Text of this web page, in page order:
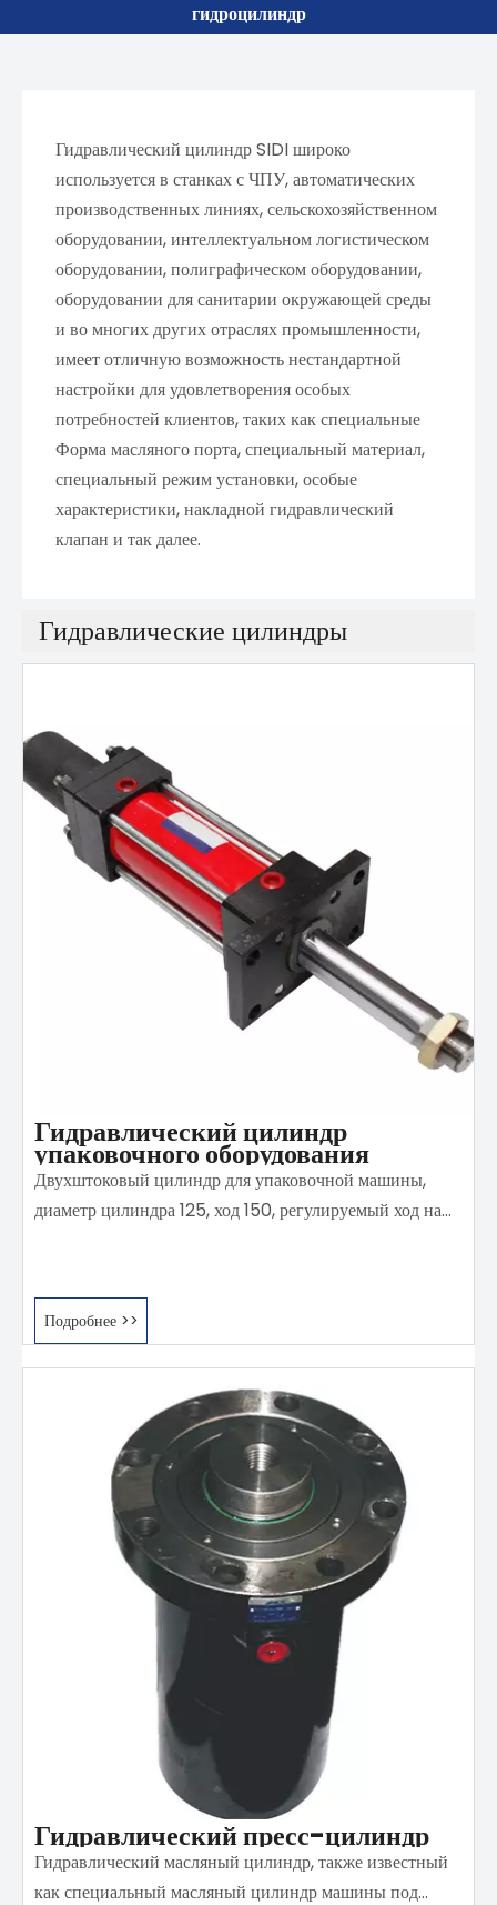
гидроцилиндр
Гидравлический цилиндр SIDI широко
используется в станках с ЧПУ, автоматических
производственных линиях, сельскохозяйственном
оборудовании, интеллектуальном логистическом
оборудовании, полиграфическом оборудовании,
оборудовании для санитарии окружающей среды
и во многих других отраслях промышленности,
имеет отличную возможность нестандартной
настройки для удовлетворения особых
потребностей клиентов, таких как специальные
Форма масляного порта, специальный материал,
специальный режим установки, особые
характеристики, накладной гидравлический
клапан и так далее.
Гидравлические цилиндры
Гидравлический цилиндр
упаковочного оборудования
Двухштоковый цилиндр для упаковочной машины,
диаметр цилиндра 125, ход 150, регулируемый ход на
Подробнее >>
Гидравлический пресс-цилиндр
Гидравлический масляный цилиндр, также известный
как специальный масляный цилиндр машины под